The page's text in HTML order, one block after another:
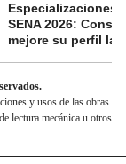
Especializaciones
SENA 2026:
mejore su perfil
y usos de las obras
lectura mecánica u otros